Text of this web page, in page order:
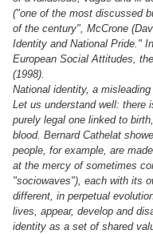
("one of the most discussed
of the century", McCrone
Identity and National Pride."
European Social Attitudes,
(1998).
National identity, a
Let us understand well: there
purely legal one linked to
blood. Bernard Cathelat
people, for example, are
at the mercy of sometimes
"sociowaves"), each with its
different, in perpetual
lives, appear, develop and
identity as a set of shared